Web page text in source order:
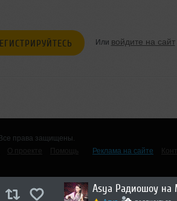
Или войдите на сайт
права защищены.
О проекте Помощь Реклама на сайте